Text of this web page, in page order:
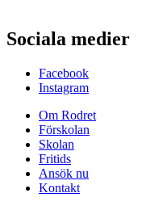
Sociala medier
Facebook
Instagram
Om Rodret
Förskolan
Skolan
Fritids
Ansök nu
Kontakt